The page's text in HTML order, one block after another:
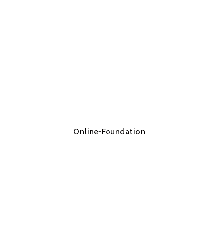
Online-Foundation